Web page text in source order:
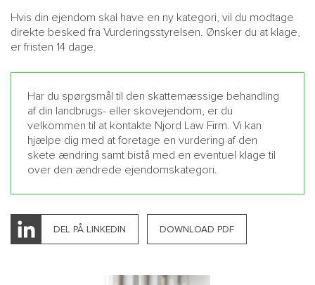
Hvis din ejendom skal have en ny kategori, vil du modtage
direkte besked fra Vurderingsstyrelsen. Ønsker du at klage,
er fristen 14 dage.
Har du spørgsmål til den skattemæssige behandling
af din landbrugs- eller skovejendom, er du
velkommen til at kontakte Njord Law Firm. Vi kan
hjælpe dig med at foretage en vurdering af den
skete ændring samt bistå med en eventuel klage til
over den ændrede ejendomskategori.
DEL PÅ LINKEDIN DOWNLOAD PDF